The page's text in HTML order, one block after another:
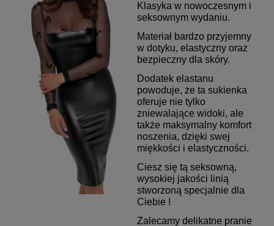
Klasyka w nowoczesnym i
seksownym wydaniu.
Materiał bardzo przyjemny
w dotyku, elastyczny oraz
bezpieczny dla skóry.
Dodatek elastanu
powoduje, że ta sukienka
oferuje nie tylko
zniewalające widoki, ale
także maksymalny komfort
noszenia, dzięki swej
miękkości i elastyczności.
Ciesz się tą seksowną,
wysokiej jakości linią
stworzoną specjalnie dla
Ciebie !
Zalecamy delikatne pranie